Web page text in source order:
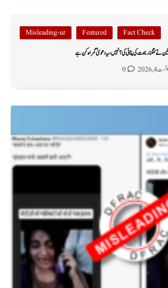
Fact Check
Featured
Misleading-ur
کنگنا رناوت کی پٹائی کی؟ نہیں، یہ دعویٰ گمراہ کن ہے
اگست 4, 2026 0